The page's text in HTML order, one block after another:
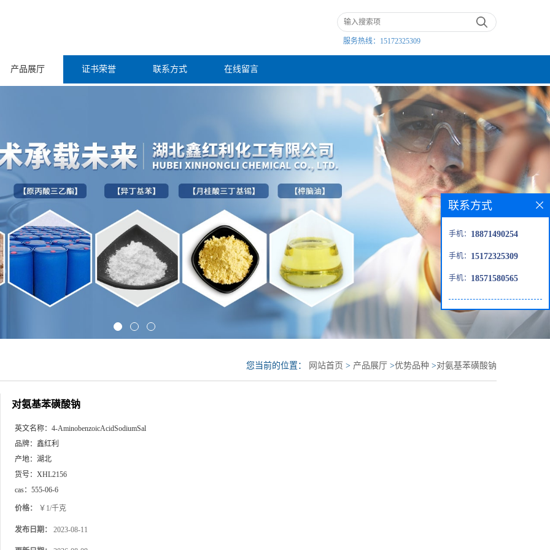
服务热线： 15172325309
产品展厅 证书荣誉 联系方式 在线留言
您当前的位置： 网站首页 > 产品展厅 >优势品种 >对氨基苯磺酸钠
对氨基苯磺酸钠
英文名称： 4-AminobenzoicAcidSodiumSal
品牌： 鑫红利
产地： 湖北
货号： XHL2156
cas： 555-06-6
价格： ￥1/千克
发布日期： 2023-08-11
联系方式
手机： 18871490254
手机： 15172325309
手机： 18571580565